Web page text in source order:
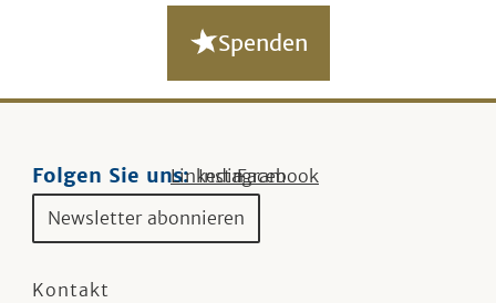
Spenden
Folgen Sie uns:Linkedin
Instagram
Facebook
Newsletter abonnieren
Kontakt